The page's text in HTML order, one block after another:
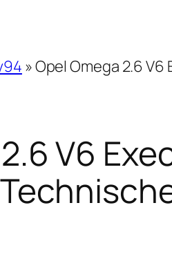
»Opel Omega 2.6 V6
V6